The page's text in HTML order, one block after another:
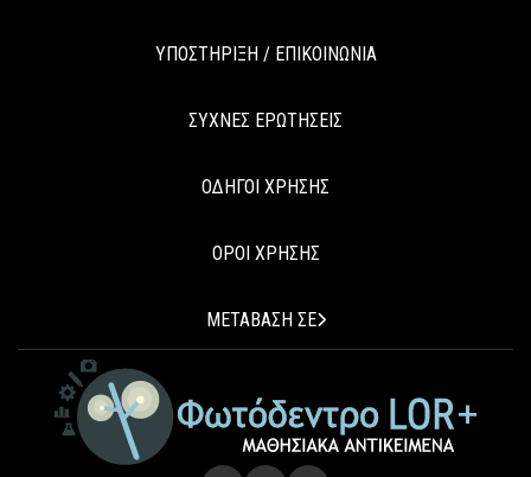
ΥΠΟΣΤΗΡΙΞΗ / ΕΠΙΚΟΙΝΩΝΙΑ
ΣΥΧΝΕΣ ΕΡΩΤΗΣΕΙΣ
ΟΔΗΓΟΙ ΧΡΗΣΗΣ
ΟΡΟΙ ΧΡΗΣΗΣ
ΜΕΤΑΒΑΣΗ ΣΕ